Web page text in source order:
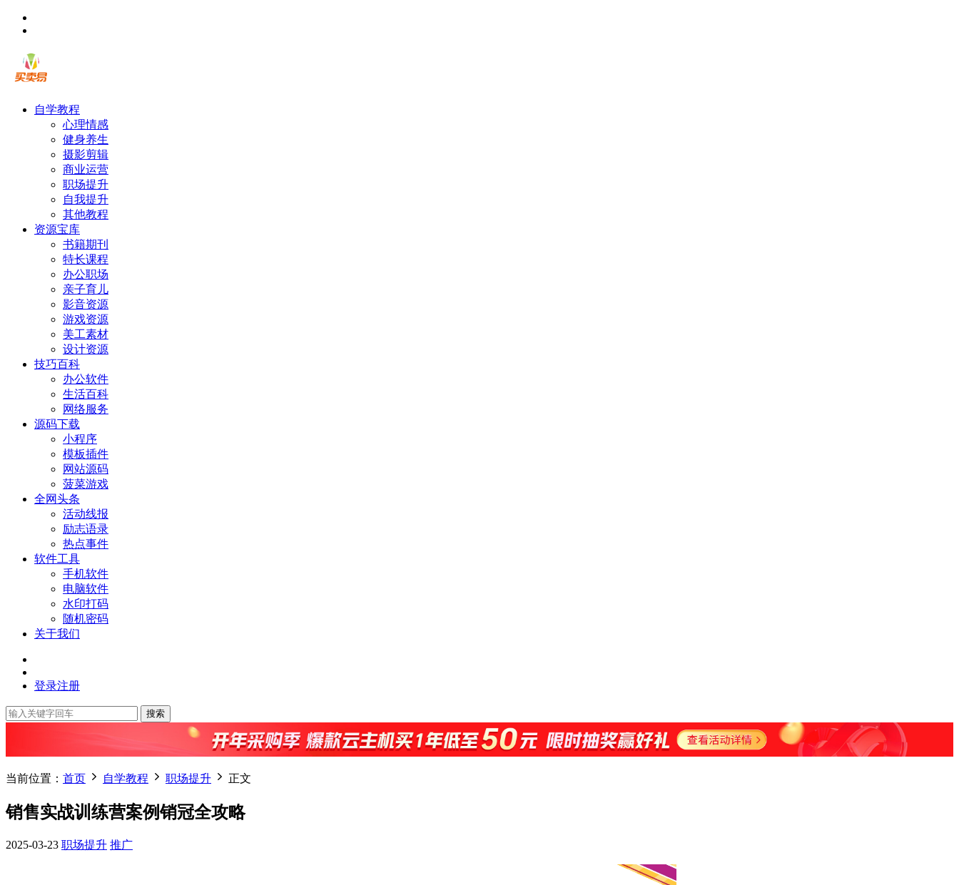
自学教程
心理情感
健身养生
摄影剪辑
商业运营
职场提升
自我提升
其他教程
资源宝库
书籍期刊
特长课程
办公职场
亲子育儿
影音资源
游戏资源
美工素材
设计资源
技巧百科
办公软件
生活百科
网络服务
源码下载
小程序
模板插件
网站源码
菠菜游戏
全网头条
活动线报
励志语录
热点事件
软件工具
手机软件
电脑软件
水印打码
随机密码
关于我们
登录注册
搜索
当前位置： 首页 自学教程 职场提升 正文
销售实战训练营案例销冠全攻略
2025-03-23 职场提升 推广